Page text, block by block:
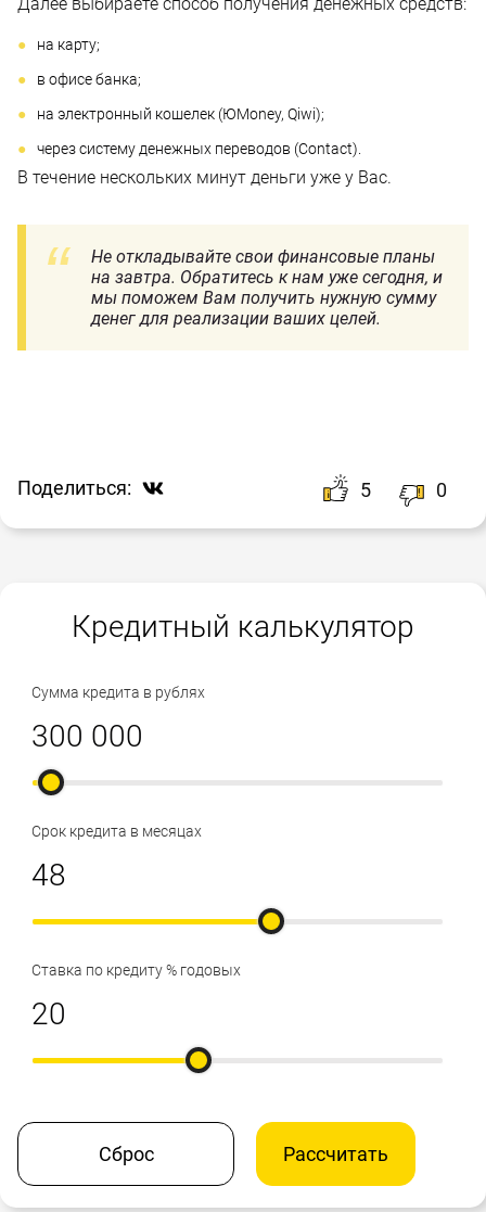
на карту;
в офисе банка;
на электронный кошелек (ЮMoney, Qiwi);
через систему денежных переводов (Contact).
В течение нескольких минут деньги уже у Вас.
Не откладывайте свои финансовые планы
на завтра. Обратитесь к нам уже сегодня, и
мы поможем Вам получить нужную сумму
денег для реализации ваших целей.
Поделиться: 5 0
Кредитный калькулятор
Сумма кредита в рублях
Срок кредита в месяцах
Ставка по кредиту % годовых
Сброс Рассчитать